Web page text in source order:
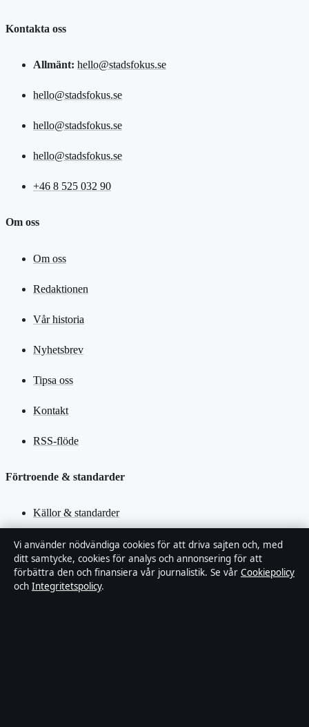
Kontakta oss
Allmänt: hello@stadsfokus.se
hello@stadsfokus.se
hello@stadsfokus.se
hello@stadsfokus.se
+46 8 525 032 90
Om oss
Om oss
Redaktionen
Vår historia
Nyhetsbrev
Tipsa oss
Kontakt
RSS-flöde
Förtroende & standarder
Källor & standarder
Redaktionell policy
Rättelsepolicy
Vi använder nödvändiga cookies för att driva sajten och, med
ditt samtycke, cookies för analys och annonsering för att
förbättra den och finansiera vår journalistik. Se vår Cookiepolicy
och Integritetspolicy.